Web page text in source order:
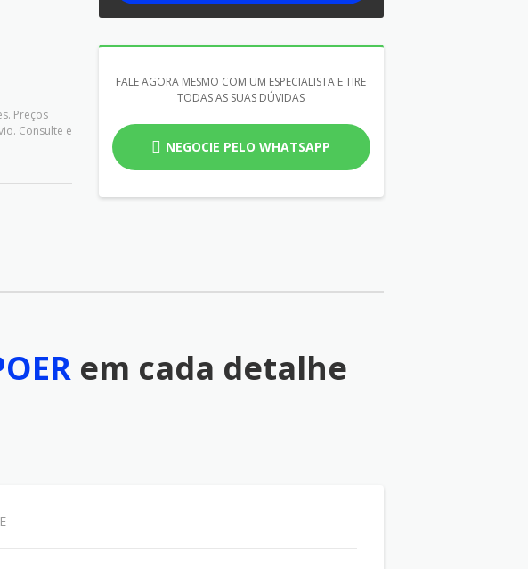
Preços
Consulte e
FALE AGORA MESMO COM UM ESPECIALISTA E TIRE
TODAS AS SUAS DÚVIDAS
NEGOCIE PELO WHATSAPP
em cada detalhe